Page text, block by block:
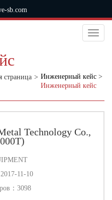
sb.com
RUSSIANToggle
страница > Инженерный кейс >
Инженерный кейс
Technology Co.,
2017-11-10
： 3098